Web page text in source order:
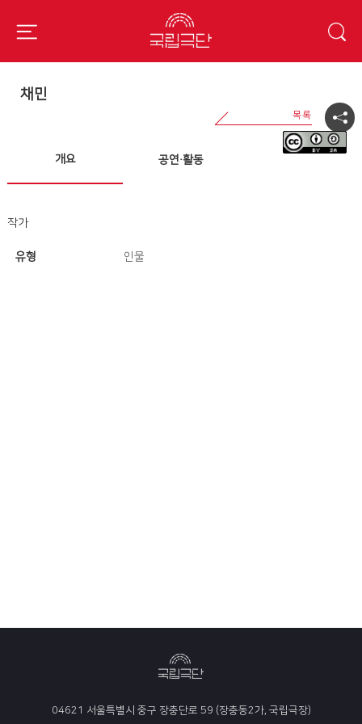
채민
개요 공연·활동
작가
유형 인물
04621 서울특별시 중구 장충단로 59 (장충동2가, 국립극장)